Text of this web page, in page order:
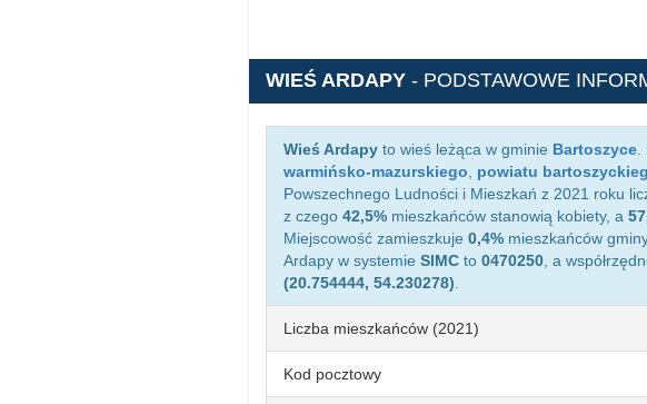
WIEŚ ARDAPY - PODSTAWOWE
Wieś Ardapy to wieś leżąca w gminie Bartoszyce
warmińsko-mazurskiego
powiatu
Powszechnego Ludności i Mieszkań z 2021 roku
z czego 42,5% mieszkańców stanowią kobiety, a
Miejscowość zamieszkuje 0,4% mieszkańców
Ardapy w systemie SIMC to 0470250 , a
(20.754444, 54.230278)
Liczba mieszkańców (2021)
Kod pocztowy